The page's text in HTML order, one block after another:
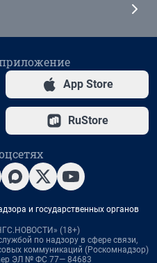
App Store
RuStore
и государственных органов
(18+)
по надзору в сфере связи,
коммуникаций (Роскомнадзор)
ЭЛ № ФС 77— 84683